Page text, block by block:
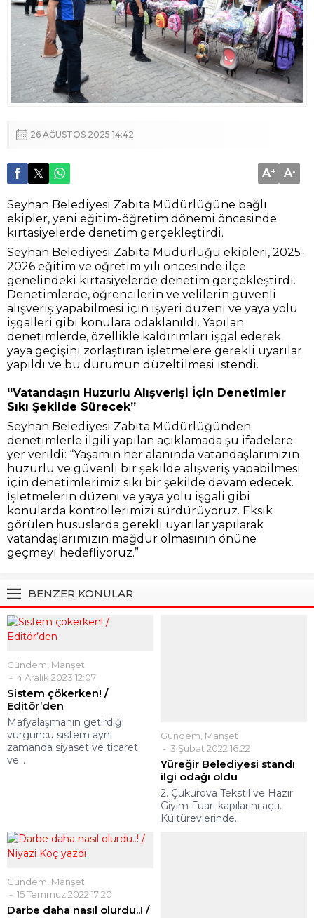
26 AĞUSTOS 2025 14:42
A+ A-
Seyhan Belediyesi Zabıta Müdürlüğüne bağlı
ekipler, yeni eğitim-öğretim dönemi öncesinde
kırtasiyelerde denetim gerçekleştirdi.
Seyhan Belediyesi Zabıta Müdürlüğü ekipleri, 2025-
2026 eğitim ve öğretim yılı öncesinde ilçe
genelindeki kırtasiyelerde denetim gerçekleştirdi.
Denetimlerde, öğrencilerin ve velilerin güvenli
alışveriş yapabilmesi için işyeri düzeni ve yaya yolu
işgalleri gibi konulara odaklanıldı. Yapılan
denetimlerde, özellikle kaldırımları işgal ederek
yaya geçişini zorlaştıran işletmelere gerekli uyarılar
yapıldı ve bu durumun düzeltilmesi istendi.
“Vatandaşın Huzurlu Alışverişi İçin Denetimler
Sıkı Şekilde Sürecek”
Seyhan Belediyesi Zabıta Müdürlüğünden
denetimlerle ilgili yapılan açıklamada şu ifadelere
yer verildi: “Yaşamın her alanında vatandaşlarımızın
huzurlu ve güvenli bir şekilde alışveriş yapabilmesi
için denetimlerimiz sıkı bir şekilde devam edecek.
İşletmelerin düzeni ve yaya yolu işgali gibi
konularda kontrollerimizi sürdürüyoruz. Eksik
görülen hususlarda gerekli uyarılar yapılarak
vatandaşlarımızın mağdur olmasının önüne
geçmeyi hedefliyoruz.”
BENZER KONULAR
Gündem Manşet
4 Aralık 2023 12:07
Sistem çökerken! /
Editör’den
Mafyalaşmanın getirdiği
vurguncu sistem aynı
zamanda siyaset ve ticaret
ve...
Gündem Manşet
3 Şubat 2022 16:22
Yüreğir Belediyesi standı
ilgi odağı oldu
2. Çukurova Tekstil ve Hazır
Giyim Fuarı kapılarını açtı.
Kültürevlerinde...
Gündem Manşet
15 Temmuz 2022 17:20
Darbe daha nasıl olurdu..! /